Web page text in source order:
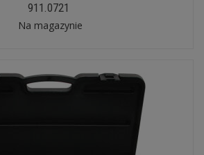
911.0721
Na magazynie